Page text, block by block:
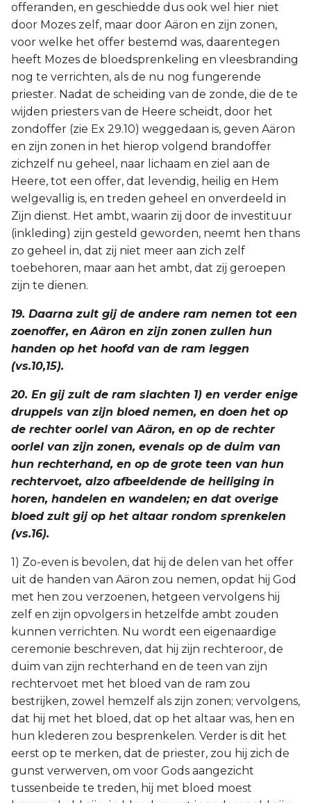
offeranden, en geschiedde dus ook wel hier niet
door Mozes zelf, maar door Aäron en zijn zonen,
voor welke het offer bestemd was, daarentegen
heeft Mozes de bloedsprenkeling en vleesbranding
nog te verrichten, als de nu nog fungerende
priester. Nadat de scheiding van de zonde, die de te
wijden priesters van de Heere scheidt, door het
zondoffer (zie Ex 29.10) weggedaan is, geven Aäron
en zijn zonen in het hierop volgend brandoffer
zichzelf nu geheel, naar lichaam en ziel aan de
Heere, tot een offer, dat levendig, heilig en Hem
welgevallig is, en treden geheel en onverdeeld in
Zijn dienst. Het ambt, waarin zij door de investituur
(inkleding) zijn gesteld geworden, neemt hen thans
zo geheel in, dat zij niet meer aan zich zelf
toebehoren, maar aan het ambt, dat zij geroepen
zijn te dienen.
19. Daarna zult gij de andere ram nemen tot een
zoenoffer, en Aäron en zijn zonen zullen hun
handen op het hoofd van de ram leggen
(vs.10,15).
20. En gij zult de ram slachten 1) en verder enige
druppels van zijn bloed nemen, en doen het op
de rechter oorlel van Aäron, en op de rechter
oorlel van zijn zonen, evenals op de duim van
hun rechterhand, en op de grote teen van hun
rechtervoet, alzo afbeeldende de heiliging in
horen, handelen en wandelen; en dat overige
bloed zult gij op het altaar rondom sprenkelen
(vs.16).
1) Zo-even is bevolen, dat hij de delen van het offer
uit de handen van Aäron zou nemen, opdat hij God
met hen zou verzoenen, hetgeen vervolgens hij
zelf en zijn opvolgers in hetzelfde ambt zouden
kunnen verrichten. Nu wordt een eigenaardige
ceremonie beschreven, dat hij zijn rechteroor, de
duim van zijn rechterhand en de teen van zijn
rechtervoet met het bloed van de ram zou
bestrijken, zowel hemzelf als zijn zonen; vervolgens,
dat hij met het bloed, dat op het altaar was, hen en
hun klederen zou besprenkelen. Verder is dit het
eerst op te merken, dat de priester, zou hij zich de
gunst verwerven, om voor Gods aangezicht
tussenbeide te treden, hij met bloed moest